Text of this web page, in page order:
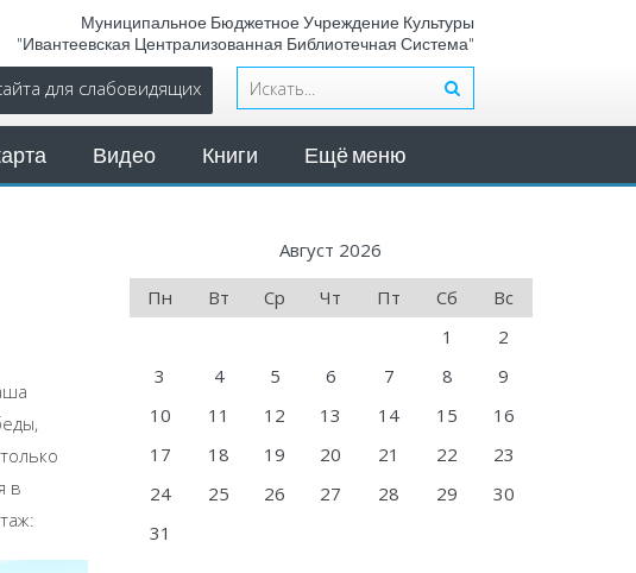
Муниципальное Бюджетное Учреждение Культуры
"Ивантеевская Централизованная Библиотечная Система"
для слабовидящих
Видео Книги Ещё меню
в
Август 2026
Пн
Вт Ср Чт Пт Сб
Вс
1
2
3
4 5 6 7 8
9
10
11 12 13 14 15
16
17
18 19 20 21 22
23
24
25 26 27 28 29
30
31